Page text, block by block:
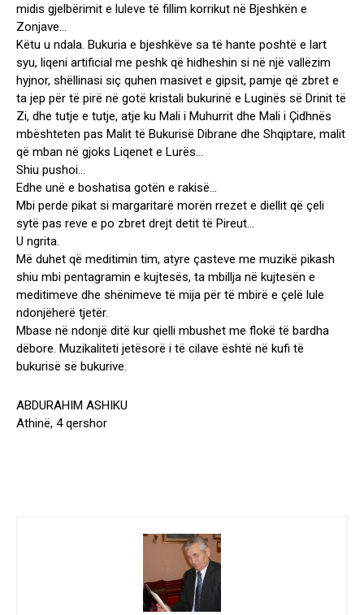
midis gjelbërimit e luleve të fillim korrikut në Bjeshkën e
Zonjave…
Këtu u ndala. Bukuria e bjeshkëve sa të hante poshtë e lart
syu, liqeni artificial me peshk që hidheshin si në një vallëzim
hyjnor, shëllinasi siç quhen masivet e gipsit, pamje që zbret e
ta jep për të pirë në gotë kristali bukurinë e Luginës së Drinit të
Zi, dhe tutje e tutje, atje ku Mali i Muhurrit dhe Mali i Çidhnës
mbështeten pas Malit të Bukurisë Dibrane dhe Shqiptare, malit
që mban në gjoks Liqenet e Lurës…
Shiu pushoi…
Edhe unë e boshatisa gotën e rakisë…
Mbi perde pikat si margaritarë morën rrezet e diellit që çeli
sytë pas reve e po zbret drejt detit të Pireut…
U ngrita.
Më duhet që meditimin tim, atyre çasteve me muzikë pikash
shiu mbi pentagramin e kujtesës, ta mbillja në kujtesën e
meditimeve dhe shënimeve të mija për të mbirë e çelë lule
ndonjëherë tjetër.
Mbase në ndonjë ditë kur qielli mbushet me flokë të bardha
dëbore. Muzikaliteti jetësorë i të cilave është në kufi të
bukurisë së bukurive.
ABDURAHIM ASHIKU
Athinë, 4 qershor